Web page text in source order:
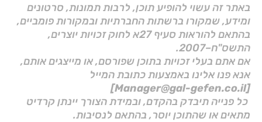
באתר זה עשוי להופיע תוכן, לרבות תמונות, סרטונים
ומידע, שמקורו ברשתות החברתיות ובמקורות פומביים,
בהתאם להוראות סעיף 27א לחוק זכויות יוצרים,
התשס"ח–2007.
אם אתם בעלי זכויות בתוכן שפורסם, או מייצגים אותם,
אנא פנו אלינו באמצעות כתובת המייל
[Manager@gal-gefen.co.il]
כל פנייה תיבדק בהקדם, ובמידת הצורך יינתן קרדיט
מתאים או שהתוכן יוסר, בהתאם לנסיבות.